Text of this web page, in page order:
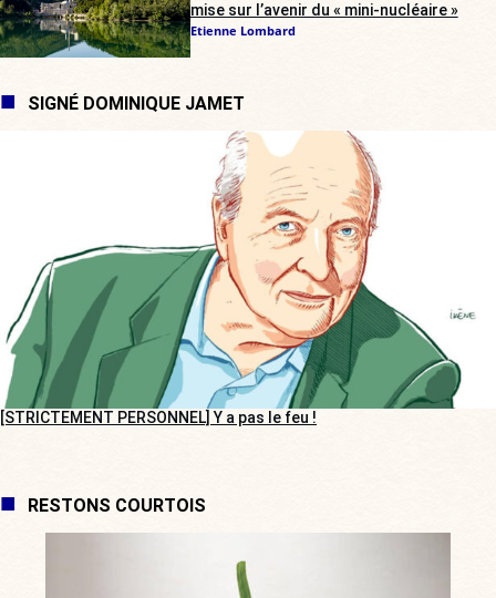
mise sur l’avenir du « mini-nucléaire »
Etienne Lombard
SIGNÉ DOMINIQUE JAMET
[STRICTEMENT PERSONNEL] Y a pas le feu !
RESTONS COURTOIS